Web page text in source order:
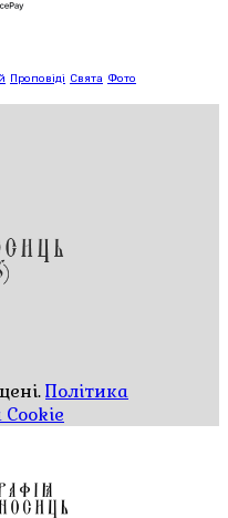
Проповіді Свята Фото
Політика
Cookie